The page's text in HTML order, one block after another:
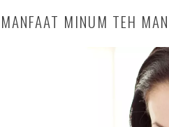
MANFAAT MINUM TEH